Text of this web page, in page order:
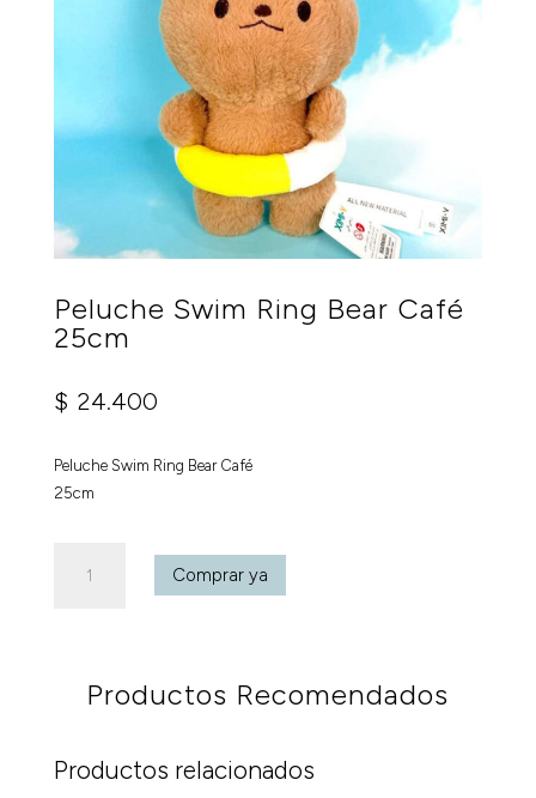
Peluche Swim Ring Bear Café
25cm
$ 24.400
Peluche Swim Ring Bear Café
25cm
Swim
25cm
Comprar ya
Productos Recomendados
Productos relacionados